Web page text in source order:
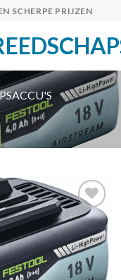
SCHERPE PRIJZEN
Toevoegen
aan
verlanglijst